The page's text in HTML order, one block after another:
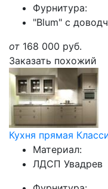
Фурнитура:
"Blum" с
от 168 000 руб.
Заказать похожий
Кухня прямая
Материал:
ЛДСП Увадрев